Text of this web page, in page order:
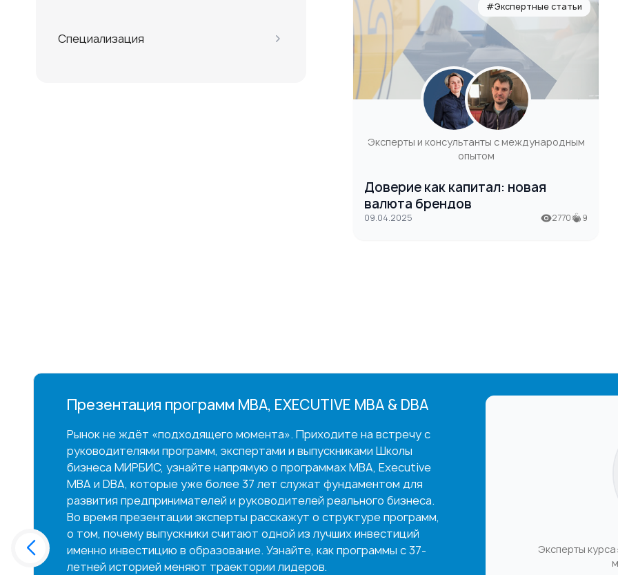
Специализация
#Экспертные статьи
Эксперты и консультанты с международным
опытом
Доверие как капитал: новая
валюта брендов
09.04.2025 2770 9
Эксперты
Презентация программ MBA, EXECUTIVE MBA & DBA
Рынок не ждёт «подходящего момента». Приходите на встречу с
руководителями программ, экспертами и выпускниками Школы
бизнеса МИРБИС, узнайте напрямую о программах MBA, Executive
MBA и DBA, которые уже более 37 лет служат фундаментом для
развития предпринимателей и руководителей реального бизнеса.
Во время презентации эксперты расскажут о структуре программ,
о том, почему выпускники считают одной из лучших инвестиций
именно инвестицию в образование. Узнайте, как программы с 37-
летней историей меняют траектории лидеров.